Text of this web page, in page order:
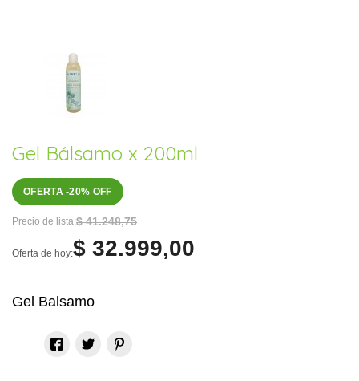
Gel Bálsamo x 200ml
OFERTA -20% OFF
Precio de lista:$ 41.248,75
Oferta de hoy:$ 32.999,00
Gel Balsamo